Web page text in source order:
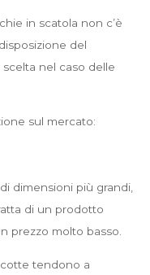
in scatola non c’è
del
nel caso delle
sul mercato:
dimensioni più grandi,
di un prodotto
prezzo molto basso.
tendono a